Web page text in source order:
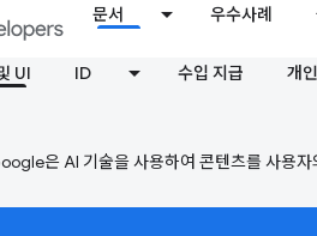
문서 우수사례
UI ID 수입 지급 개
은 AI 기술을 사용하여 콘텐츠를 사용